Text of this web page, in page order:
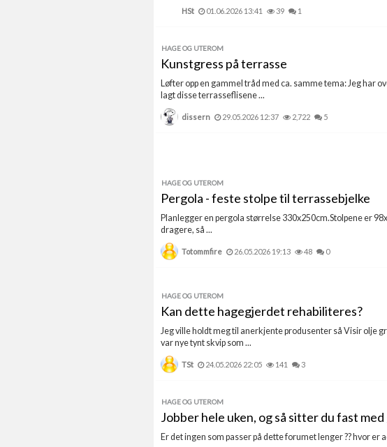
HSt 01.06.2026 13:41 39 1
HAGE OG UTEROM
Kunstgress på terrasse
Løfter opp en gammel tråd med ca. samme tema: Jeg har
lagt disse terrasseflisene ...
dissern 29.05.2026 12:37 2,722 5
HAGE OG UTEROM
Pergola - feste stolpe til terrassebjelke
Planlegger en pergola størrelse 330x250cm.Stolpene er
dragere, så ...
Totommfire 26.05.2026 19:13 48 0
HAGE OG UTEROM
Kan dette hagegjerdet rehabiliteres?
Jeg ville holdt meg til anerkjente produsenter så Visir olje
var nye tynt skvip som ...
TSt 24.05.2026 22:05 141 3
HAGE OG UTEROM
Jobber hele uken, og så sitter du fast
Er det ingen som passer på dette forumet lenger ?? hvor er